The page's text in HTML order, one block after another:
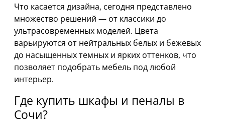
Что касается дизайна, сегодня представлено
множество решений — от классики до
ультрасовременных моделей. Цвета
варьируются от нейтральных белых и бежевых
до насыщенных темных и ярких оттенков, что
позволяет подобрать мебель под любой
интерьер.
Где купить шкафы и пеналы в
Сочи?